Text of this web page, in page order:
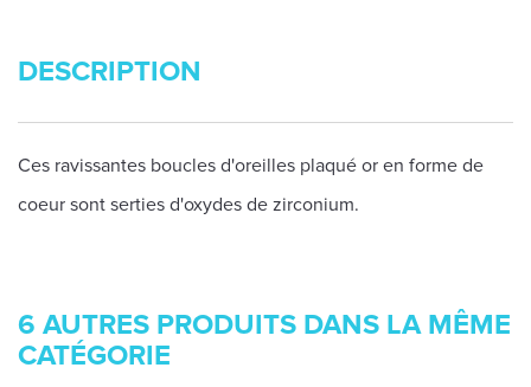
DESCRIPTION
Ces ravissantes boucles d'oreilles plaqué or en forme de
coeur sont serties d'oxydes de zirconium.
6 AUTRES PRODUITS DANS LA MÊME
CATÉGORIE